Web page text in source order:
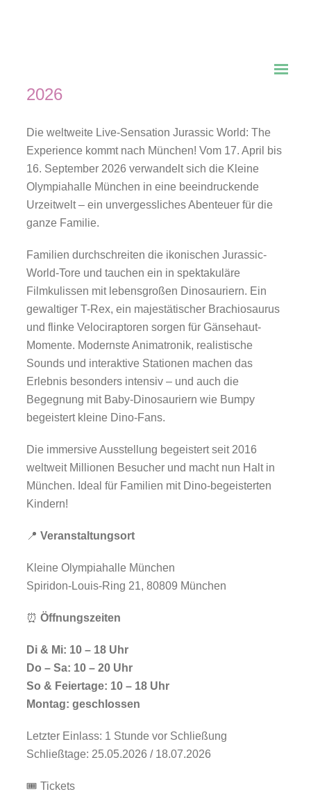
2026
Die weltweite Live-Sensation Jurassic World: The
Experience kommt nach München! Vom 17. April bis
16. September 2026 verwandelt sich die Kleine
Olympiahalle München in eine beeindruckende
Urzeitwelt – ein unvergessliches Abenteuer für die
ganze Familie.
Familien durchschreiten die ikonischen Jurassic-
World-Tore und tauchen ein in spektakuläre
Filmkulissen mit lebensgroßen Dinosauriern. Ein
gewaltiger T-Rex, ein majestätischer Brachiosaurus
und flinke Velociraptoren sorgen für Gänsehaut-
Momente. Modernste Animatronik, realistische
Sounds und interaktive Stationen machen das
Erlebnis besonders intensiv – und auch die
Begegnung mit Baby-Dinosauriern wie Bumpy
begeistert kleine Dino-Fans.
Die immersive Ausstellung begeistert seit 2016
weltweit Millionen Besucher und macht nun Halt in
München. Ideal für Familien mit Dino-begeisterten
Kindern!
📍 Veranstaltungsort
Kleine Olympiahalle München
Spiridon-Louis-Ring 21, 80809 München
⏰ Öffnungszeiten
Di & Mi: 10 – 18 Uhr
Do – Sa: 10 – 20 Uhr
So & Feiertage: 10 – 18 Uhr
Montag: geschlossen
Letzter Einlass: 1 Stunde vor Schließung
Schließtage: 25.05.2026 / 18.07.2026
🎟️ Tickets